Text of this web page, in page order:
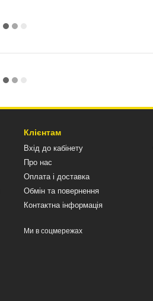
Клієнтам
Вхід до кабінету
Про нас
Оплата і доставка
Обмін та повернення
Контактна інформація
Ми в соцмережах